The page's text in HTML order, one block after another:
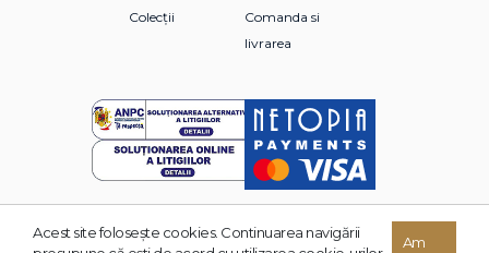
Colecții
Comanda si
livrarea
© 2026 Grupul Editorial TREI. Toate drepturile rezervate.
Acest site foloseşte cookies. Continuarea navigării
Am